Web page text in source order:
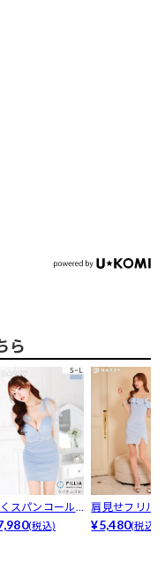
ら
スパンコール×
と肩リボンに
(税込)
肩見せフリル
ショルに
¥5,480(税込)